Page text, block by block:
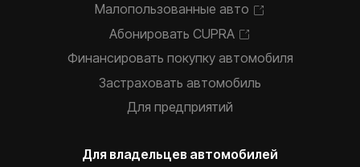
Малопользованные авто
Абонировать CUPRA
Финансировать покупку автомобиля
Застраховать автомобиль
Для предприятий
Для владельцев автомобилей